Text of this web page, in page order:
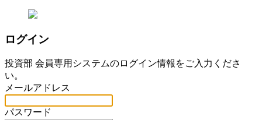
ログイン
投資部 会員専用システムのログイン情報をご入力くださ
い。
メールアドレス
パスワード